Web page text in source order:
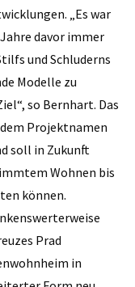
„Es war
davor immer
und Schluderns
Modelle zu
so Bernhart. Das
Projektnamen
soll in Zukunft
Wohnen bis
können.
Prad
in